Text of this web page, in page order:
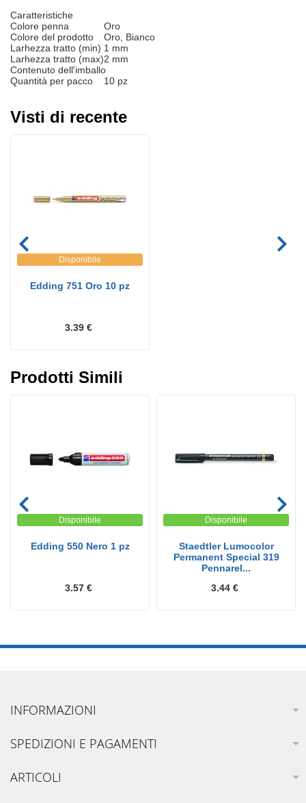
Caratteristiche
Colore penna
Oro
Colore del prodotto
Oro, Bianco
Larhezza tratto (min) 1 mm
Larhezza tratto (max)2 mm
Contenuto dell'imballo
Quantità per pacco
10 pz
Visti di recente
Disponibile
Edding 751 Oro 10 pz
3.39 €
Prodotti Simili
Disponibile
Edding 550 Nero 1 pz
3.57 €
Disponibile
Staedtler Lumocolor
Permanent Special 319
Pennarel...
3.44 €
INFORMAZIONI
SPEDIZIONI E PAGAMENTI
ARTICOLI